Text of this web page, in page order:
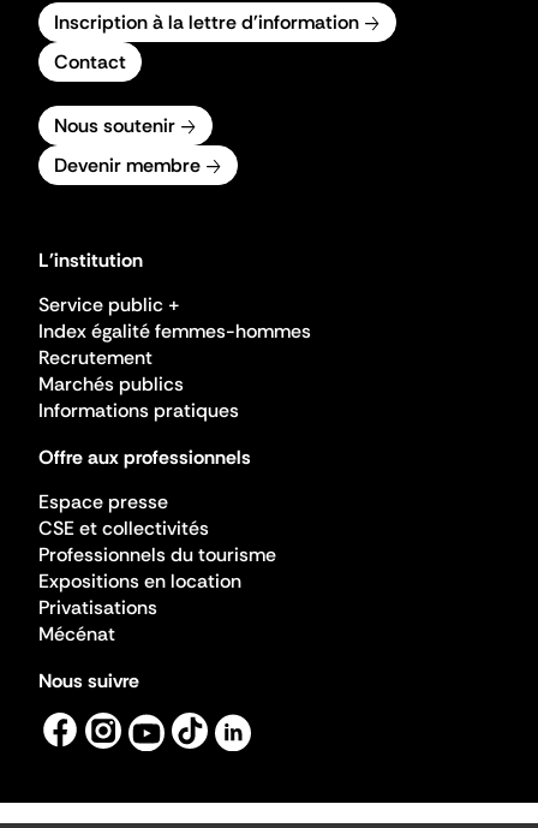
Inscription à la lettre d'information
Contact
Nous soutenir
Devenir membre
L'institution
Service public +
Index égalité femmes-hommes
Recrutement
Marchés publics
Informations pratiques
Offre aux professionnels
Espace presse
CSE et collectivités
Professionnels du tourisme
Expositions en location
Privatisations
Mécénat
Nous suivre